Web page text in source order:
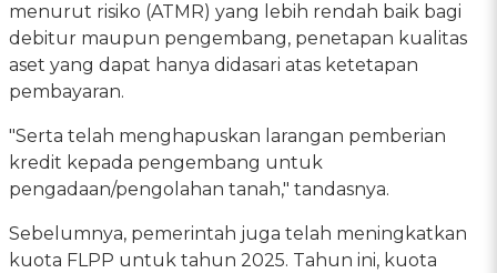
menurut risiko (ATMR) yang lebih rendah baik bagi
debitur maupun pengembang, penetapan kualitas
aset yang dapat hanya didasari atas ketetapan
pembayaran.
"Serta telah menghapuskan larangan pemberian
kredit kepada pengembang untuk
pengadaan/pengolahan tanah," tandasnya.
Sebelumnya, pemerintah juga telah meningkatkan
kuota FLPP untuk tahun 2025. Tahun ini, kuota